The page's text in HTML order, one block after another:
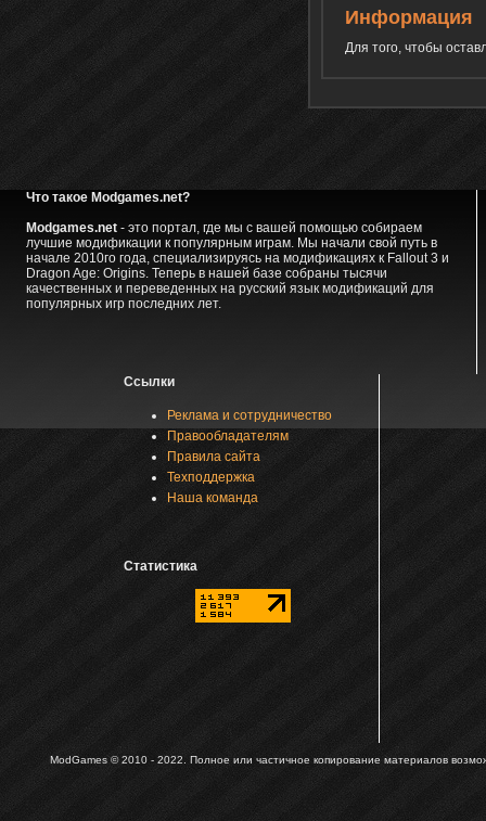
Информация
Для того, чтобы
Что такое Modgames.net?
Modgames.net- это портал, где мы с вашей помощью собираем
лучшие модификации к популярным играм. Мы начали свой путь в
начале 2010го года, специализируясь на модификациях к Fallout 3 и
Dragon Age: Origins. Теперь в нашей базе собраны тысячи
качественных и переведенных на русский язык модификаций для
популярных игр последних лет.
Ссылки
Реклама и сотрудничество
Правообладателям
Правила сайта
Техподдержка
Наша команда
Статистика
ModGames © 2010 - 2022. Полное или частичное копирование материалов